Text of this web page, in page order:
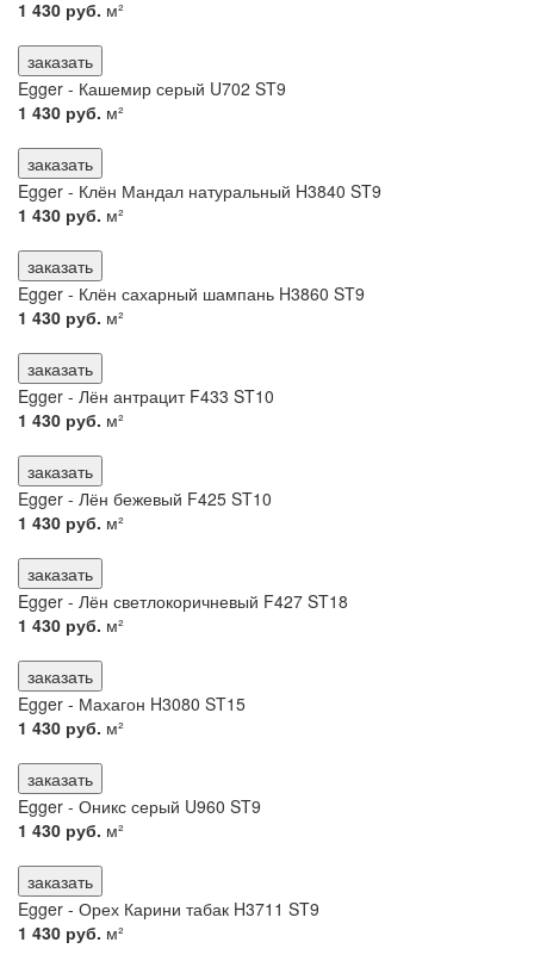
1 430 руб. м²
заказать
Egger - Кашемир серый U702 ST9
1 430 руб. м²
заказать
Egger - Клён Мандал натуральный H3840 ST9
1 430 руб. м²
заказать
Egger - Клён сахарный шампань H3860 ST9
1 430 руб. м²
заказать
Egger - Лён антрацит F433 ST10
1 430 руб. м²
заказать
Egger - Лён бежевый F425 ST10
1 430 руб. м²
заказать
Egger - Лён светлокоричневый F427 ST18
1 430 руб. м²
заказать
Egger - Махагон H3080 ST15
1 430 руб. м²
заказать
Egger - Оникс серый U960 ST9
1 430 руб. м²
заказать
Egger - Орех Карини табак H3711 ST9
1 430 руб. м²